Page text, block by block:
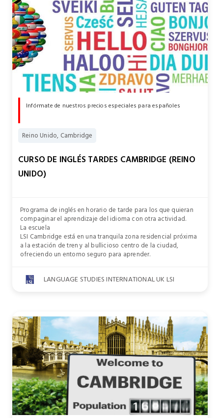
Infórmate de nuestros precios especiales para españoles
Reino Unido, Cambridge
CURSO DE INGLÉS TARDES CAMBRIDGE (REINO
UNIDO)
Programa de inglés en horario de tarde para los que quieran
compaginar el aprendizaje del idioma con otra actividad.
La escuela
LSI Cambridge está en una tranquila zona residencial próxima
a la estación de tren y al bullicioso centro de la ciudad,
ofreciendo un entorno seguro para aprender.
LANGUAGE STUDIES INTERNATIONAL UK LSI